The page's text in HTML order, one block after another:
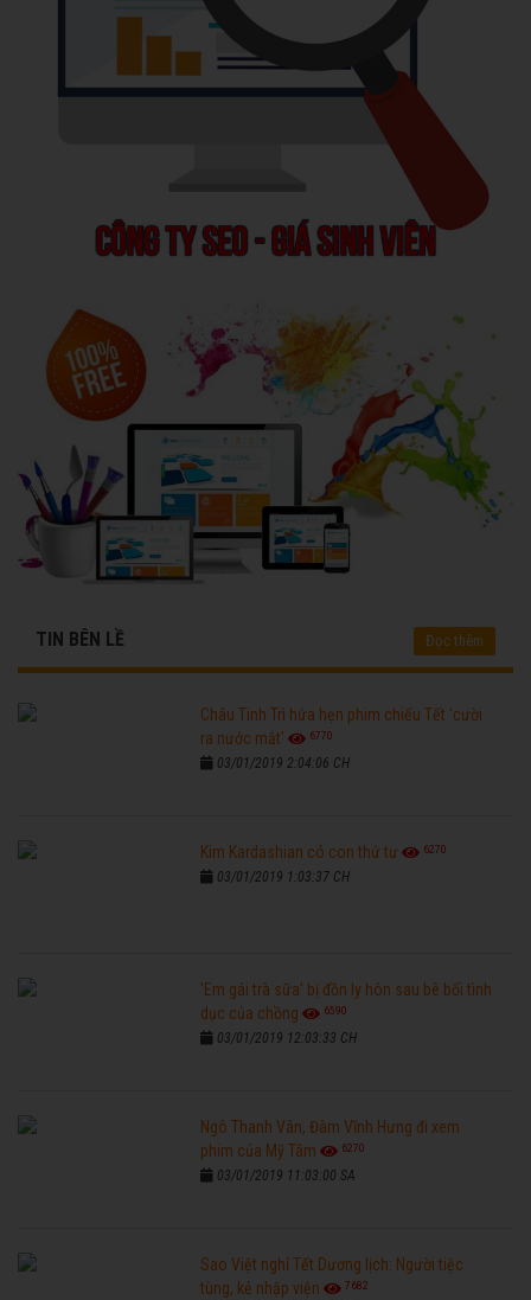
TIN BÊN LỀ Đọc thêm
Châu Tinh Trì hứa hẹn phim chiếu Tết 'cười
ra nước mắt'
6770
03/01/2019 2:04:06 CH
Kim Kardashian có con thứ tư 6270
03/01/2019 1:03:37 CH
'Em gái trà sữa' bị đồn ly hôn sau bê bối tình
dục của chồng
6590
03/01/2019 12:03:33 CH
Ngô Thanh Vân, Đàm Vĩnh Hưng đi xem
phim của Mỹ Tâm
6270
03/01/2019 11:03:00 SA
Sao Việt nghỉ Tết Dương lịch: Người tiệc
tùng, kẻ nhập viện
7682